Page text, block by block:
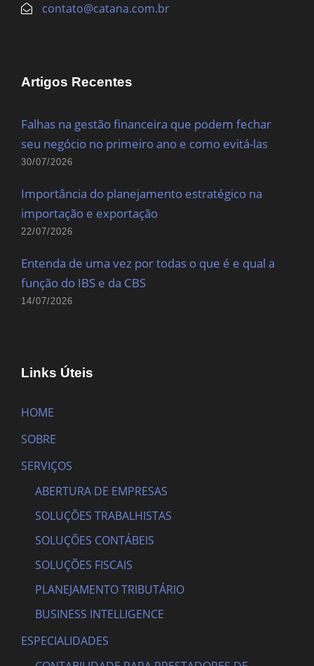
contato@catana.com.br
Artigos Recentes
Falhas na gestão financeira que podem fechar
seu negócio no primeiro ano e como evitá-las
30/07/2026
Importância do planejamento estratégico na
importação e exportação
22/07/2026
Entenda de uma vez por todas o que é e qual a
função do IBS e da CBS
14/07/2026
Links Úteis
HOME
SOBRE
SERVIÇOS
ABERTURA DE EMPRESAS
SOLUÇÕES TRABALHISTAS
SOLUÇÕES CONTÁBEIS
SOLUÇÕES FISCAIS
PLANEJAMENTO TRIBUTÁRIO
BUSINESS INTELLIGENCE
ESPECIALIDADES